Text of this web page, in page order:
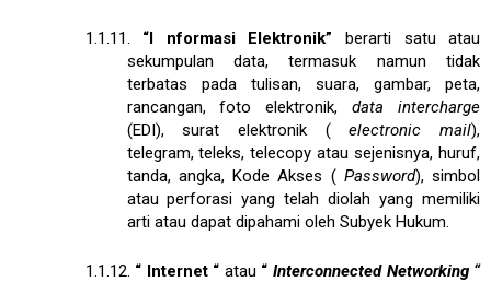
1.1.11. “I nformasi Elektronik” berarti satu atau
sekumpulan data, termasuk namun tidak
terbatas pada tulisan, suara, gambar, peta,
rancangan, foto elektronik,data intercharge
(EDI), surat elektronik (electronic mail),
telegram, teleks, telecopy atau sejenisnya, huruf,
tanda, angka, Kode Akses ( Password), simbol
atau perforasi yang telah diolah yang memiliki
arti atau dapat dipahami oleh Subyek Hukum.
1.1.12. “ Internet “ atau “ Interconnected Networking “